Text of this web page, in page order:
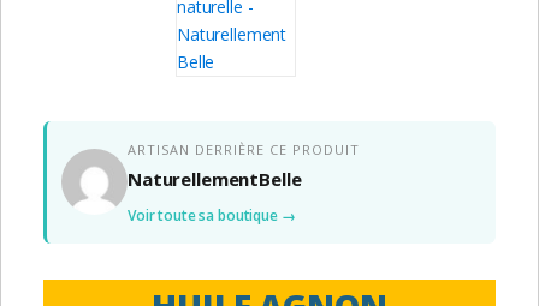
ARTISAN DERRIÈRE CE PRODUIT
NaturellementBelle
Voir toute sa boutique →